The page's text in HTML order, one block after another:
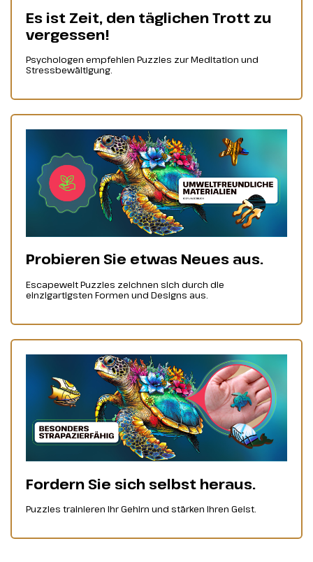
Es ist Zeit, den täglichen Trott zu
vergessen!
Psychologen empfehlen Puzzles zur Meditation und
Stressbewältigung.
Probieren Sie etwas Neues aus.
Escapewelt Puzzles zeichnen sich durch die
einzigartigsten Formen und Designs aus.
Fordern Sie sich selbst heraus.
Puzzles trainieren Ihr Gehirn und stärken Ihren Geist.